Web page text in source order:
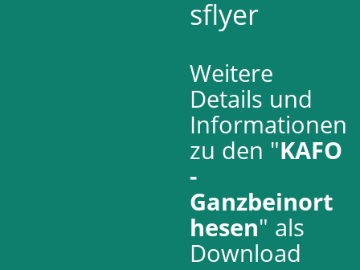
sflyer
Weitere
Details und
Informationen
zu den "KAFO
-
Ganzbeinort
hesen" als
Download